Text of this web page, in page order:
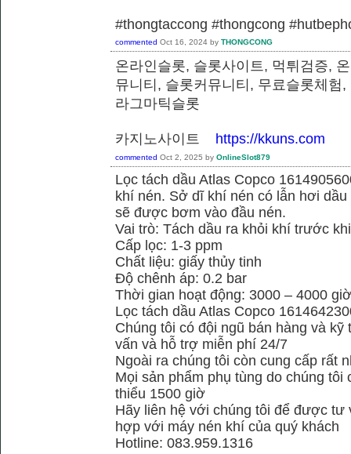
#thongtaccong #thongcong
commented Oct 16, 2024 by THONGCONG
온라인슬롯, 슬롯사이트, 먹튀검증,
뮤니티, 슬롯커뮤니티, 무료슬롯체험
라그마틱슬롯
카지노사이트 https://kkuns.com
commented Oct 2, 2025 by OnlineSlot879
Lọc tách dầu Atlas Copco
khí nén. Sở dĩ khí nén có lẫn hơi
sẽ được bơm vào đầu nén.
Vai trò: Tách dầu ra khỏi khí trước
Cấp lọc: 1-3 ppm
Chất liệu: giấy thủy tinh
Độ chênh áp: 0.2 bar
Thời gian hoạt động: 3000 – 4000 giờ
Lọc tách dầu Atlas Copco
Chúng tôi có đội ngũ bán hàng và
vấn và hỗ trợ miễn phí 24/7
Ngoài ra chúng tôi còn cung cấp rất
Mọi sản phẩm phụ tùng do chúng
thiểu 1500 giờ
Hãy liên hệ với chúng tôi để được tư
hợp với máy nén khí của quý khách
Hotline: 083.959.1316